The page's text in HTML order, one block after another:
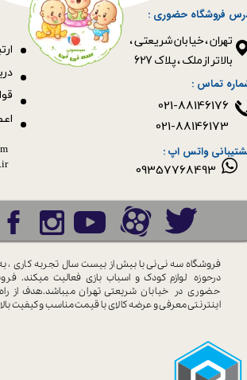
فروشگاه حضوری :
​​​​​​​تهران ، خیابان شریعتی ،
بالاتر از ملک ، پلاک 627​​​​​​​
ا
09357768493
فروشگاه سه نی نی با بیش از بیست سال تجربه کاری
درحوزه لوازم کودک و اسباب بازی فعالیت میکند.
حضوری در خیابان شریعتی تهران میباشد.هدف از راه
اینترنتی معرفی و عرضه کالای باقیمت مناسب و کیفیت
تماس :
واتس اپ :